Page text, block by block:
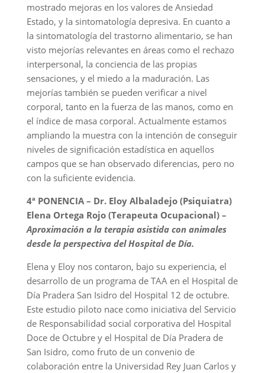
mostrado mejoras en los valores de Ansiedad
Estado, y la sintomatología depresiva. En cuanto a
la sintomatología del trastorno alimentario, se han
visto mejorías relevantes en áreas como el rechazo
interpersonal, la conciencia de las propias
sensaciones, y el miedo a la maduración. Las
mejorías también se pueden verificar a nivel
corporal, tanto en la fuerza de las manos, como en
el índice de masa corporal. Actualmente estamos
ampliando la muestra con la intención de conseguir
niveles de significación estadística en aquellos
campos que se han observado diferencias, pero no
con la suficiente evidencia.
4ª PONENCIA – Dr. Eloy Albaladejo (Psiquiatra)
Elena Ortega Rojo (Terapeuta Ocupacional) –
Aproximación a la terapia asistida con animales
desde la perspectiva del Hospital de Día.
Elena y Eloy nos contaron, bajo su experiencia, el
desarrollo de un programa de TAA en el Hospital de
Día Pradera San Isidro del Hospital 12 de octubre.
Este estudio piloto nace como iniciativa del Servicio
de Responsabilidad social corporativa del Hospital
Doce de Octubre y el Hospital de Día Pradera de
San Isidro, como fruto de un convenio de
colaboración entre la Universidad Rey Juan Carlos y